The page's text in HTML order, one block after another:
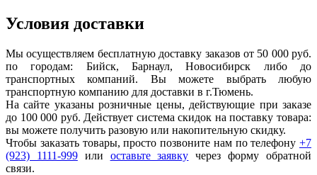
Условия доставки
Мы осуществляем бесплатную доставку заказов от 50 000 руб.
по городам: Бийск, Барнаул, Новосибирск либо до
транспортных компаний. Вы можете выбрать любую
транспортную компанию для доставки в г.Тюмень.
На сайте указаны розничные цены, действующие при заказе
до 100 000 руб. Действует система скидок на поставку товара:
вы можете получить разовую или накопительную скидку.
Чтобы заказать товары, просто позвоните нам по телефону +7
(923) 1111-999или оставьте заявку
через форму обратной
связи.